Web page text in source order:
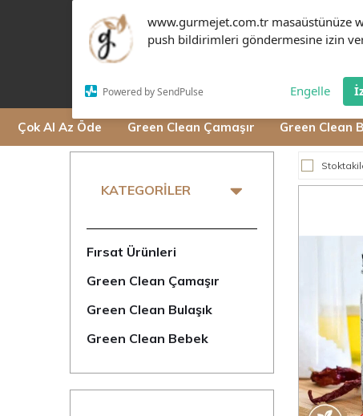
www.gurmejet.com.tr masaüstünüze
push bildirimleri göndermesine izin
Powered by SendPulse Engelle
Çok Al Az Öde Green Clean Çamaşır Green Clean
KATEGORILER
Fırsat Ürünleri
Green Clean Çamaşır
Green Clean Bulaşık
Green Clean Bebek